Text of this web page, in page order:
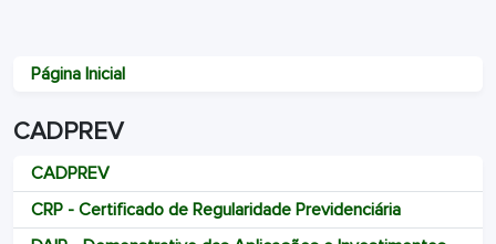
Página Inicial
CADPREV
CADPREV
CRP - Certificado de Regularidade Previdenciária